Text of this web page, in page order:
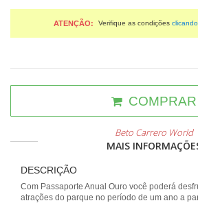
ATENÇÃO: Verifique as condições
COMPRAR
Beto Carrero World
MAIS
DESCRIÇÃO
Com Passaporte Anual Ouro você poderá
atrações do parque no período de um ano a